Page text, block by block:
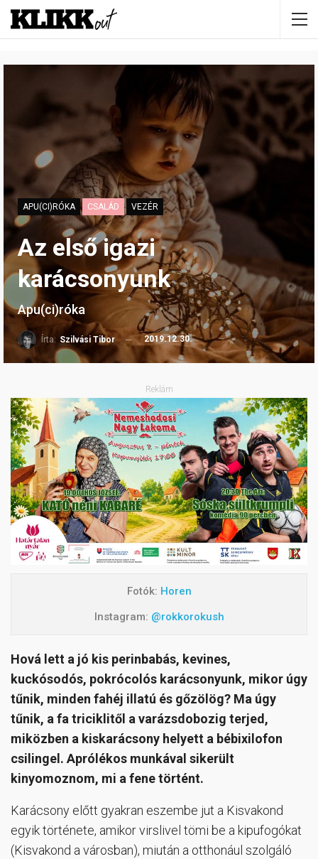
APU(CI)RÓKA CSALÁD VEZÉR
Az első igazi
karácsonyunk
Apu(ci)róka
Írta: Szilvási Tibor 2019.12.30.
Reklám
Fotók: Horen
Instagram: @rokkorokush
Hová lett a jó kis perinbabás, kevines,
kuckósodós, pokrócolós karácsonyunk, mikor úgy
tűnik, minden fahéj illatú és gőzölög? Ma úgy
tűnik, a fa triciklitől a varázsdobozig terjed,
miközben a kiskarácsony helyett a bébixilofon
csilingel. Aprólékos munkával sikerült
kinyomoznom, mi a fene történt.
Karácsony előtt gyakran eszembe jut a Kisvakond
egyik története, amikor virslivel tömi be a kipufogókat
(Kisvakond a városban), miután a otthonául szolgáló